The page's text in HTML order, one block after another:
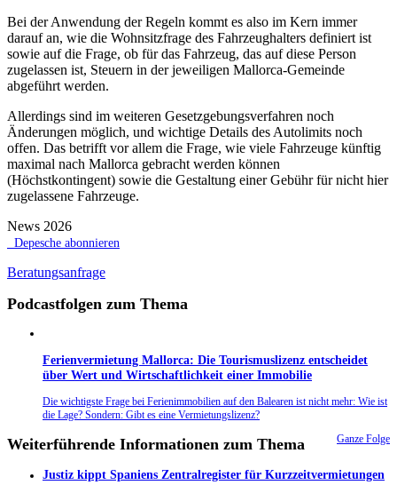
Bei der Anwendung der Regeln kommt es also im Kern immer
darauf an, wie die Wohnsitzfrage des Fahrzeughalters definiert ist
sowie auf die Frage, ob für das Fahrzeug, das auf diese Person
zugelassen ist, Steuern in der jeweiligen Mallorca-Gemeinde
abgeführt werden.
Allerdings sind im weiteren Gesetzgebungsverfahren noch
Änderungen möglich, und wichtige Details des Autolimits noch
offen. Das betrifft vor allem die Frage, wie viele Fahrzeuge künftig
maximal nach Mallorca gebracht werden können
(Höchstkontingent) sowie die Gestaltung einer Gebühr für nicht hier
zugelassene Fahrzeuge.
News 2026
Depesche abonnieren
Beratungsanfrage
Podcastfolgen zum Thema
Ferienvermietung Mallorca: Die Tourismuslizenz entscheidet
über Wert und Wirtschaftlichkeit einer Immobilie
Die wichtigste Frage bei Ferienimmobilien auf den Balearen ist nicht mehr: Wie ist
die Lage? Sondern: Gibt es eine Vermietungslizenz?
Ganze Folge
Weiterführende Informationen zum Thema
Justiz kippt Spaniens Zentralregister für Kurzzeitvermietungen